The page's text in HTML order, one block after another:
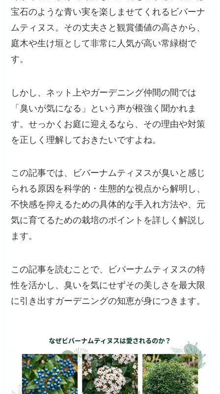
宝石のような青い実を楽しませてくれるビバーナ
ムティヌス。その丈夫さと観賞価値の高さから、
庭木や生け垣として非常に人気が高い常緑樹で
す。
しかし、ネット上やガーデニング仲間の間では
「臭いが気になる」という声が根強く聞かれま
す。せっかくお庭に迎えるなら、その理由や対策
を正しく理解しておきたいですよね。
この記事では、ビバーナムティヌスが臭いと感じ
られる原因を科学的・生態的な視点から解明し、
不快感を抑えるための具体的な手入れ方法や、元
気に育てるための栽培のポイントを詳しく解説し
ます。
この記事を読むことで、ビバーナムティヌスの特
性を活かし、臭いを気にせずその美しさを最大限
に引き出すガーデニングの知恵が身につきます。